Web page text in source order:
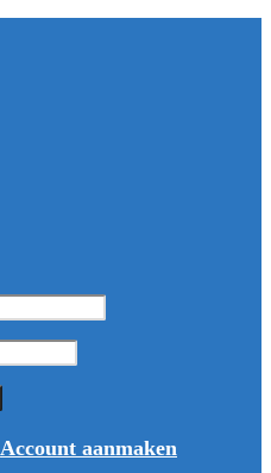
Account aanmaken